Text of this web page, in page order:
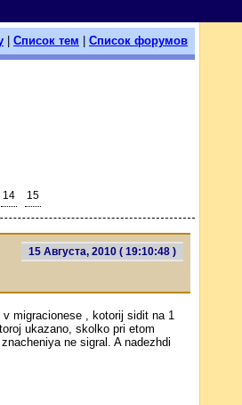
Список тем Список форумов
14 15
15 Августа, 2010 ( 19:10:48 )
migracionese , kotorij sidit na 1
ukazano, skolko pri etom
ne sigral. A nadezhdi